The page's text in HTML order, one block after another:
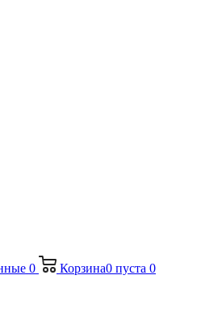
0 Корзина0 пуста 0